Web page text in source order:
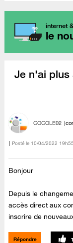
internet
le
Je n'ai
COCOLE02
Posté le ‎10/04/2022 19h55
Bonjour
Depuis le
accès direct aux
inscrire de
Répondre